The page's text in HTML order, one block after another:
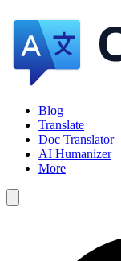
Blog
Translate
Doc Translator
AI Humanizer
More